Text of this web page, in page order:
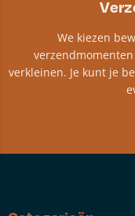
We kiezen
verkleinen. Je kunt je